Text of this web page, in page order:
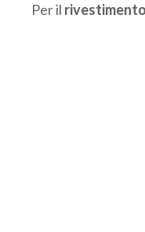
Per il rivestimento